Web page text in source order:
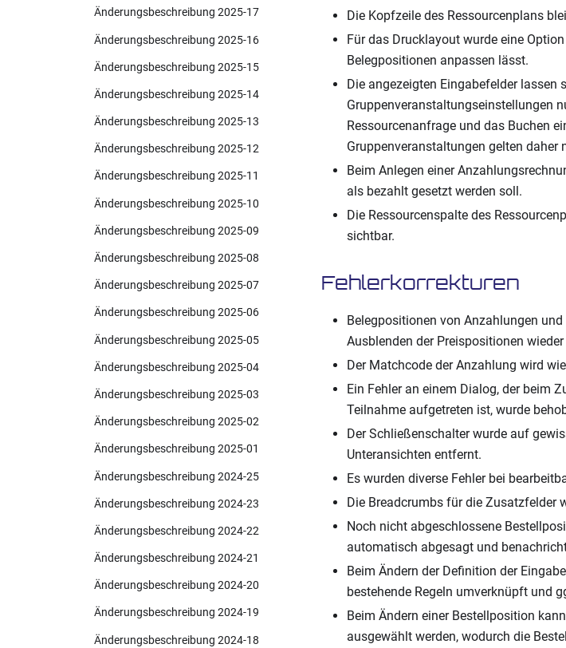
Änderungsbeschreibung 2025-17
Änderungsbeschreibung 2025-16
Änderungsbeschreibung 2025-15
Änderungsbeschreibung 2025-14
Änderungsbeschreibung 2025-13
Änderungsbeschreibung 2025-12
Änderungsbeschreibung 2025-11
Änderungsbeschreibung 2025-10
Änderungsbeschreibung 2025-09
Änderungsbeschreibung 2025-08
Änderungsbeschreibung 2025-07
Änderungsbeschreibung 2025-06
Änderungsbeschreibung 2025-05
Änderungsbeschreibung 2025-04
Änderungsbeschreibung 2025-03
Änderungsbeschreibung 2025-02
Änderungsbeschreibung 2025-01
Änderungsbeschreibung 2024-25
Änderungsbeschreibung 2024-23
Änderungsbeschreibung 2024-22
Änderungsbeschreibung 2024-21
Änderungsbeschreibung 2024-20
Änderungsbeschreibung 2024-19
Änderungsbeschreibung 2024-18
Die Kopfzeile des Ressourcenplans
Für das Drucklayout wurde eine
Belegpositionen anpassen lässt.
Die angezeigten Eingabefelder lassen
Gruppenveranstaltungseinstellungen
Ressourcenanfrage und das Buchen
Gruppenveranstaltungen gelten daher
Beim Anlegen einer
als bezahlt gesetzt werden soll.
Die Ressourcenspalte des
sichtbar.
Fehlerkorrekturen
Belegpositionen von Anzahlungen
Ausblenden der Preispositionen
Der Matchcode der Anzahlung wird
Ein Fehler an einem Dialog, der beim
Teilnahme aufgetreten ist, wurde
Der Schließenschalter wurde auf
Unteransichten entfernt.
Es wurden diverse Fehler bei
Die Breadcrumbs für die Zusatzfelder
Noch nicht abgeschlossene
automatisch abgesagt und
Beim Ändern der Definition der
bestehende Regeln umverknüpft und
Beim Ändern einer Bestellposition
ausgewählt werden, wodurch die